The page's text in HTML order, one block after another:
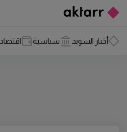
أخبار السويد سياسية اقتصاد